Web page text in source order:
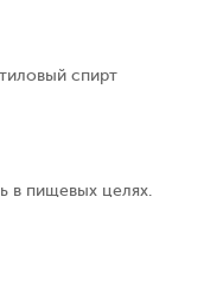
спирт
в пищевых целях.